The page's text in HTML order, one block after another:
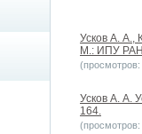
Усков А. А.,
М.: ИПУ
(просмотров:
Усков А. А.
164.
(просмотров: